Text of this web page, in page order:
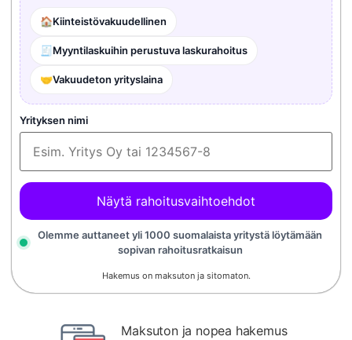
🏠Kiinteistövakuudellinen
🧾Myyntilaskuihin perustuva laskurahoitus
🤝Vakuudeton yrityslaina
Yrityksen nimi
Näytä rahoitusvaihtoehdot
Olemme auttaneet yli 1000 suomalaista yritystä löytämään
sopivan rahoitusratkaisun
Hakemus on maksuton ja sitomaton.
Maksuton ja nopea hakemus